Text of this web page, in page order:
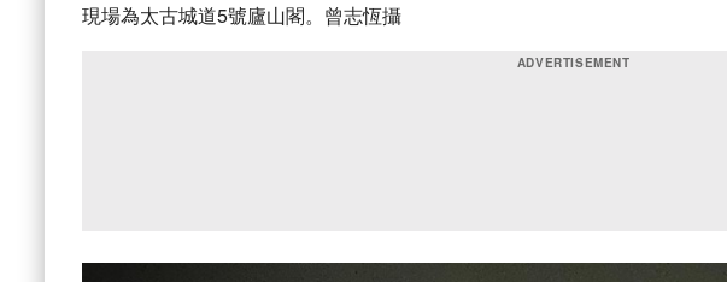
現場為太古城道5號廬山閣。曾志恆攝